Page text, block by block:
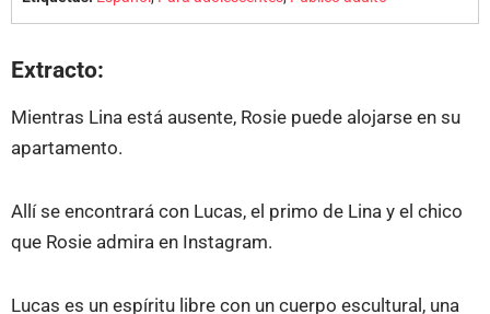
Extracto:
Mientras Lina está ausente, Rosie puede alojarse en su
apartamento.
Allí se encontrará con Lucas, el primo de Lina y el chico
que Rosie admira en Instagram.
Lucas es un espíritu libre con un cuerpo escultural, una